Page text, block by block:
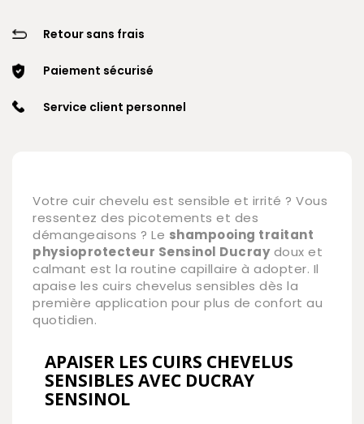
Retour sans frais
Paiement sécurisé
Service client personnel
Votre cuir chevelu est sensible et irrité ? Vous
ressentez des picotements et des
démangeaisons ? Le shampooing traitant
physioprotecteur Sensinol Ducraydoux et
calmant est la routine capillaire à adopter. Il
apaise les cuirs chevelus sensibles dès la
première application pour plus de confort au
quotidien.
APAISER LES CUIRS CHEVELUS
SENSIBLES AVEC DUCRAY
SENSINOL